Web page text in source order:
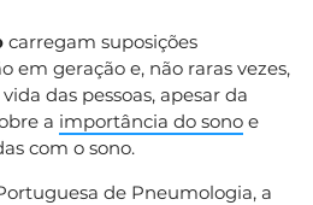
carregam suposições
em geração e, não raras vezes,
das pessoas, apesar da
a importância do sono e
com o sono.
de Pneumologia, a